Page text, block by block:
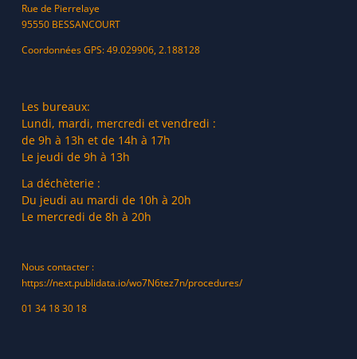
Rue de Pierrelaye
95550 BESSANCOURT
Coordonnées GPS: 49.029906, 2.188128
Les bureaux:
Lundi, mardi, mercredi et vendredi :
de 9h à 13h et de 14h à 17h
Le jeudi de 9h à 13h
La déchèterie :
Du jeudi au mardi de 10h à 20h
Le mercredi de 8h à 20h
Nous contacter :
https://next.publidata.io/wo7N6tez7n/procedures/
01 34 18 30 18